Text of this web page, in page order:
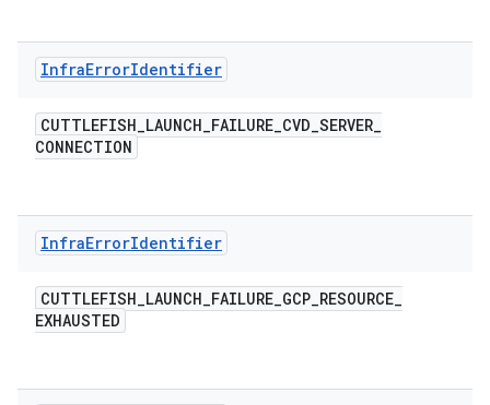
InfraErrorIdentifier
CUTTLEFISH_LAUNCH_FAILURE_CVD_SERVER_
CONNECTION
InfraErrorIdentifier
CUTTLEFISH_LAUNCH_FAILURE_GCP_RESOURCE_
EXHAUSTED